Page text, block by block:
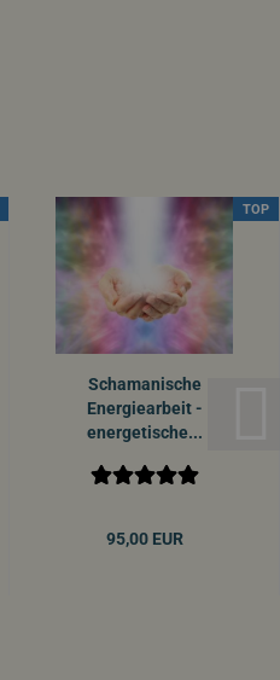
TOP
Schamanische
Energiearbeit -
energetische...
95,00 EUR